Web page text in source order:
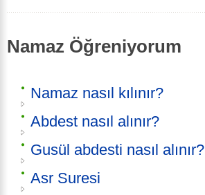
Namaz Öğreniyorum
Namaz nasıl kılınır?
Abdest nasıl alınır?
Gusül abdesti nasıl alınır?
Asr Suresi